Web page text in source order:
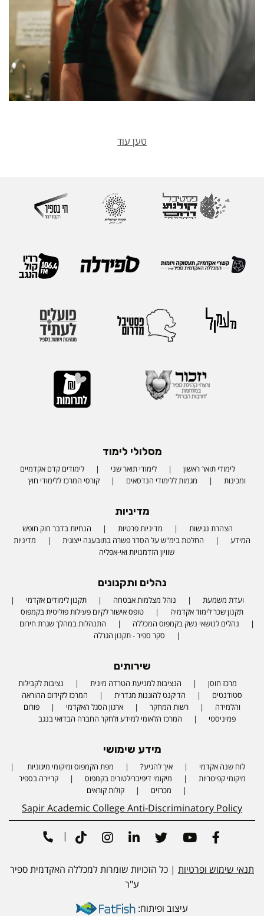
טען עוד
מסלולי לימוד
לימודי תואר ראשון לימודי תואר שני
לימודים קדם אקדמיים
ומכינות
מגמות ללימודי הנדסאים קורסי המרכז ללימודי חוץ
מדיניות
הצהרת נגישות מדיניות פרטיות
הנחיות בדבר חוק חופש
המידע
החלטת בימ"ש על הסדר פשרה בתובענה ייצוגית
מדיניות
שוויון הזדמנויות ואי-אפליה
נהלים ותקנונים
ועדת משמעת נוהל מצלמות אבטחה
תקנון לימודים אקדמי
תקנון שכר לימוד אקדמיה
טופס אישור לקיום פעילות פוליטית בקמפוס
נהלים לנושאי נשק בקמפוס המכללה
התנהלות במהלך שגרת חירום
סקר ספיר - תקנון הגרלה
שירותים
מרכז חוסן הנציבות למניעת הטרדה מינית
נציבות לקבילות
סטודנטים
הדיקנט להוגנות מגדרית
המרכז לקידום ההוראה
והלמידה
רשות המחקר ארגון הסגל האקדמי
פורום
פמיניסטי
המרכז הלאומי למידע ולחקר החברה הבדואי בנגב
מידע שימושי
לוח שנה אקדמי איך להגיע?
מפת הקמפוס ומיקומי מיגוניות
מיקומי קפיטריות
מיקומי דיפיברילטורים בקמפוס
קריירה בספיר
מכרזים
קולות קוראים
Sapir Academic College Anti-Discriminatory Policy
עיצוב ופיתוח:
תנאי שימוש ופרטיות | כל הזכויות שומרות למכללה האקדמית ספיר
ע"ר
Facebook
Youtube
Twitter
Linkedin
Instagram
Tiktok
|
Phone number